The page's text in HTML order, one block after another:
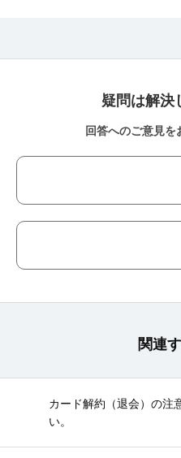
疑問は解決
回答へのご意見を
関連
カード解約（退会）の注
い。